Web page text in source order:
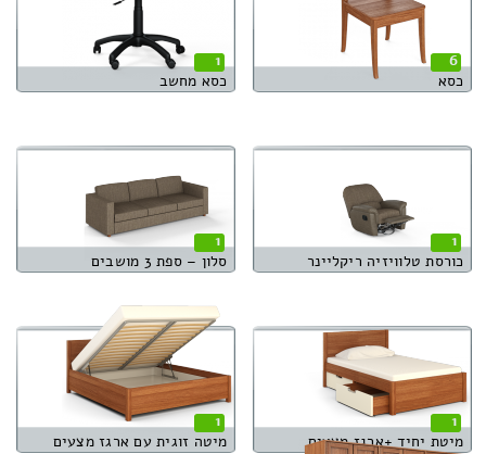
6
כסא
1
כסא מחשב
1
כורסת טלוויזיה ריקליינר
1
סלון – ספת 3 מושבים
1
מיטת יחיד +ארגז מצעים
1
מיטה זוגית עם ארגז מצעים